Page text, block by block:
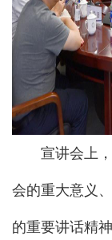
宣讲会上，
会的重大意义
的重要讲话精